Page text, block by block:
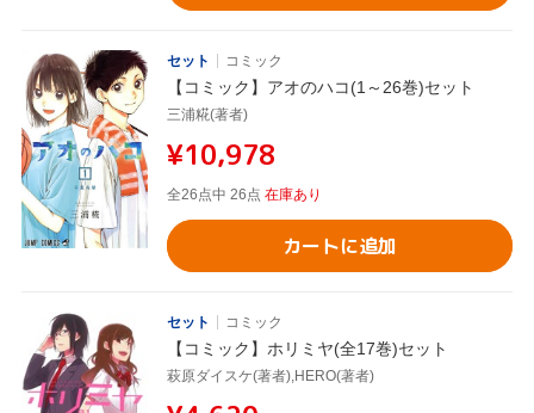
セット コミック
【コミック】アオのハコ(1～26巻)セット
三浦糀(著者)
¥10,978
全26点中 26点 在庫あり
カートに追加
セット コミック
【コミック】ホリミヤ(全17巻)セット
萩原ダイスケ(著者),HERO(著者)